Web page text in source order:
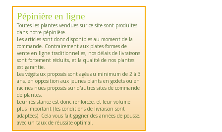
Pépinière en ligne
Toutes les plantes vendues sur ce site sont produites
dans notre pépinière.
Les articles sont donc disponibles au moment de la
commande. Contrairement aux plates-formes de
vente en ligne traditionnelles, nos délais de livraisons
sont fortement réduits, et la qualité de nos plantes
est garantie.
Les végétaux proposés sont agés au minimum de 2 à 3
ans, en opposition aux jeunes plants en godets ou en
racines nues proposés sur d'autres sites de commande
de plantes.
Leur résistance est donc renforcée, et leur volume
plus important (les conditions de livraison sont
adaptées). Cela vous fait gagner des années de pousse,
avec un taux de réussite optimal.